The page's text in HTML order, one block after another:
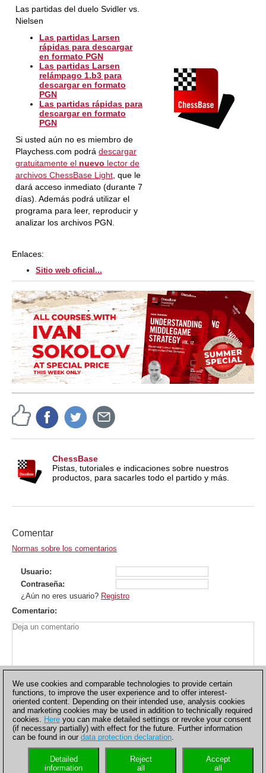
Las partidas del duelo Svidler vs.
Nielsen
Las partidas Larsen
rápidas para descargar
en formato PGN
Las partidas Larsen
relámpago 1.b3 para
descargar en formato
PGN
Las partidas rápidas para
descargar en formato
PGN
Si usted aún no es miembro de
Playchess.com podrá descargar
gratuitamente el nuevo lector de
archivos ChessBase Light, que le
dará acceso inmediato (durante 7
días). Además podrá utilizar el
programa para leer, reproducir y
analizar los archivos PGN.
Enlaces:
Sitio web oficial...
ChessBase
Pistas, tutoriales e indicaciones sobre nuestros
productos, para sacarles todo el partido y más.
Comentar
Normas sobre los comentarios
Usuario
Contraseña
¿Aún no eres usuario? Registro
Comentario
Política de privacidad|Pie de imprenta| Para contactar|
Cookies Management
Licencias|Compliance Hotline|Inicio
© 2017 ChessBase GmbH | Osterbekstraße 90a | 22083
We use cookies and comparable technologies to provide certain
functions, to improve the user experience and to offer interest-
oriented content. Depending on their intended use, analysis cookies
and marketing cookies may be used in addition to technically required
cookies. Here you can make detailed settings or revoke your consent
(if necessary partially) with effect for the future. Further information
can be found in our data protection declaration.
Accept
all
Reject
all
Detailed
information